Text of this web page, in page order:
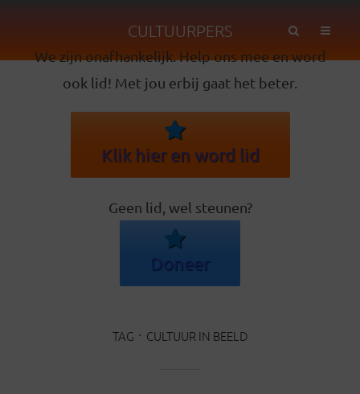
CULTUURPERS
We zijn onafhankelijk. Help ons mee en word
ook lid! Met jou erbij gaat het beter.
Klik hier en word lid
Geen lid, wel steunen?
Doneer
TAG CULTUUR IN BEELD